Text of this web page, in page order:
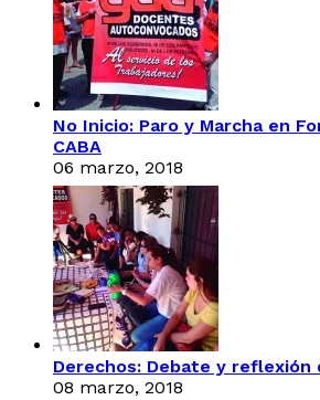
No Inicio: Paro y Marcha en
CABA
06 marzo, 2018
Derechos: Debate y reflexión
08 marzo, 2018